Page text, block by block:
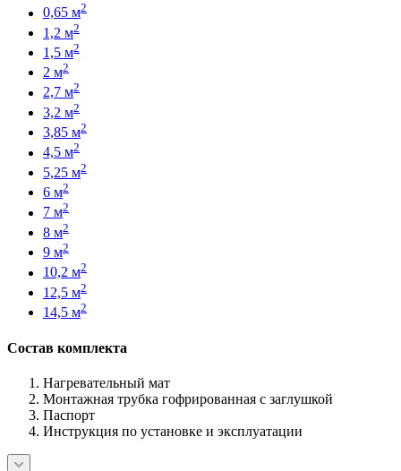
0,65 м2
1,2 м2
1,5 м2
2 м2
2,7 м2
3,2 м2
3,85 м2
4,5 м2
5,25 м2
6 м2
7 м2
8 м2
9 м2
10,2 м2
12,5 м2
14,5 м2
Состав комплекта
Нагревательный мат
Монтажная трубка гофрированная с заглушкой
Паспорт
Инструкция по установке и эксплуатации